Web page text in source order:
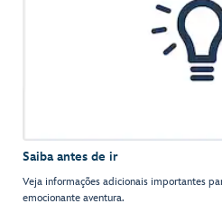
Saiba antes de ir
Veja informações adicionais importantes
emocionante aventura.